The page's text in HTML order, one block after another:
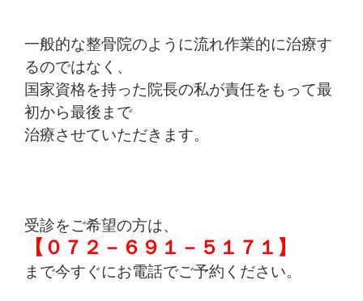
一般的な整骨院のように流れ作業的に治療す
るのではなく、
国家資格を持った院長の私が責任をもって最
初から最後まで
治療させていただきます。
受診をご希望の方は、
【０７２－６９１－５１７１】
まで今すぐにお電話でご予約ください。